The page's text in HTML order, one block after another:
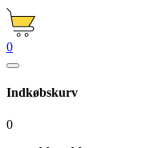
0
Indkøbskurv
0